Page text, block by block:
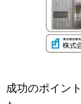
成功のポイン